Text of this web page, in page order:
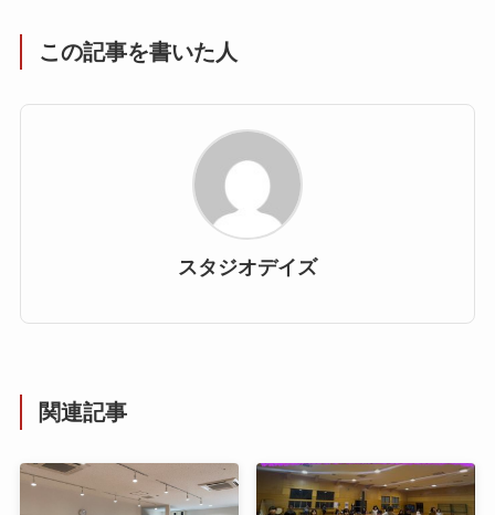
この記事を書いた人
スタジオデイズ
関連記事